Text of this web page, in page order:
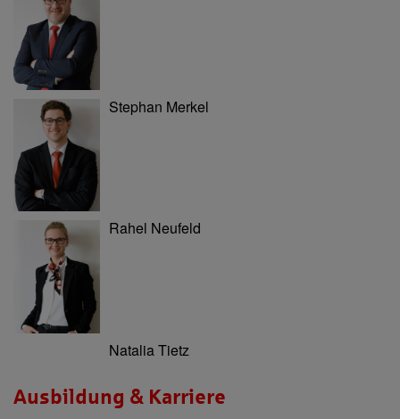
Stephan Merkel
Rahel Neufeld
Natalia Tietz
Ausbildung & Karriere